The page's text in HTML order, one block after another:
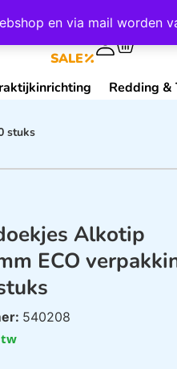
en via mail worden
Mijn
SALE
Redding &
stuks
Alkotip
ECO
540208